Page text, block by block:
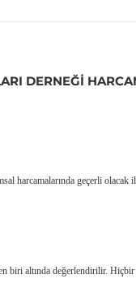
DERNEĞI
harcamalarında geçerli olacak
biri altında değerlendirilir.